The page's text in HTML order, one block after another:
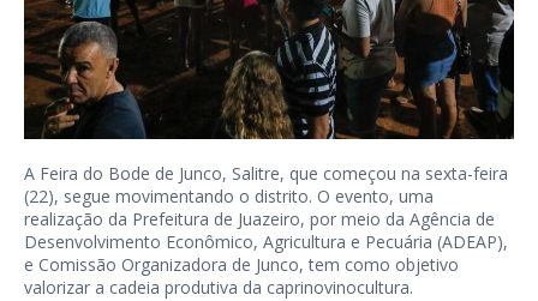
A Feira do Bode de Junco, Salitre, que começou na sexta-feira
(22), segue movimentando o distrito. O evento, uma
realização da Prefeitura de Juazeiro, por meio da Agência de
Desenvolvimento Econômico, Agricultura e Pecuária (ADEAP),
e Comissão Organizadora de Junco, tem como objetivo
valorizar a cadeia produtiva da caprinovinocultura.